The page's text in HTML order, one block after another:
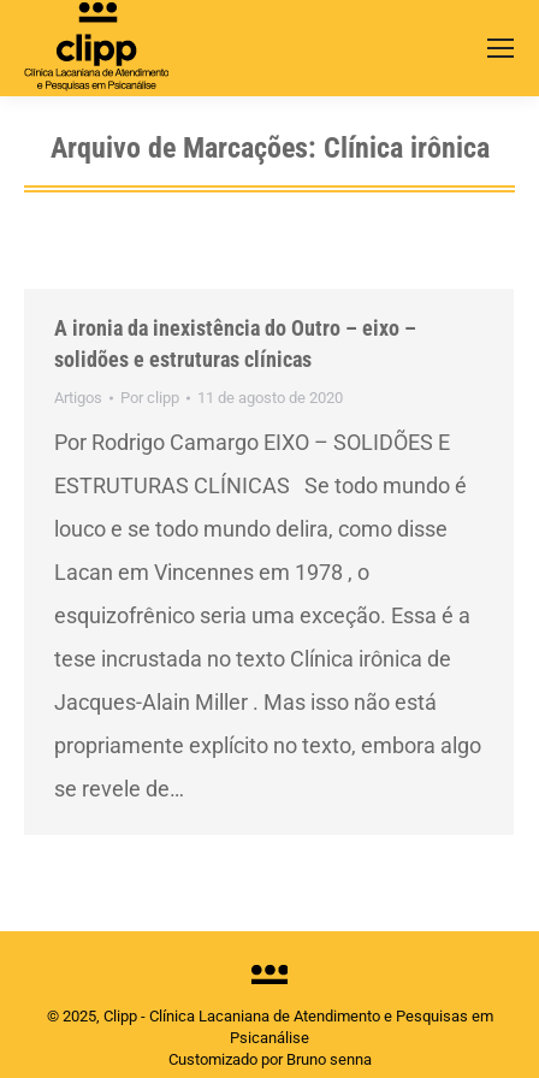
Arquivo de Marcações: Clínica irônica
A ironia da inexistência do Outro – eixo –
solidões e estruturas clínicas
Artigos Por clipp 11 de agosto de 2020
Por Rodrigo Camargo EIXO – SOLIDÕES E
ESTRUTURAS CLÍNICAS Se todo mundo é
louco e se todo mundo delira, como disse
Lacan em Vincennes em 1978 , o
esquizofrênico seria uma exceção. Essa é a
tese incrustada no texto Clínica irônica de
Jacques-Alain Miller . Mas isso não está
propriamente explícito no texto, embora algo
se revele de…
© 2025, Clipp - Clínica Lacaniana de Atendimento e Pesquisas em
Psicanálise
Customizado por Bruno senna